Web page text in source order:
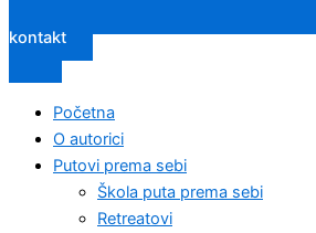
kontakt
Početna
O autorici
Putovi prema sebi
Škola puta prema sebi
Retreatovi